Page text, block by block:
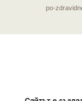
po-